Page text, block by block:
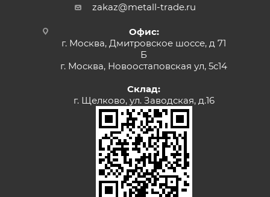
zakaz@metall-trade.ru
Офис:
г. Москва, Дмитровское шоссе, д 71
Б
г. Москва, Новоостаповская ул, 5с14
Склад:
г. Щелково, ул. Заводская, д.16